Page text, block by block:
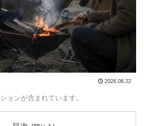
2026.06.22
ョンが含まれています。